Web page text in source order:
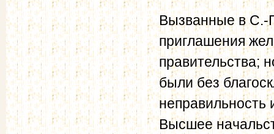
Вызванные в С.-
приглашения
правительства;
были без
неправильность
Высшее